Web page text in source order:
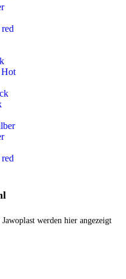
Hot
werden hier angezeigt